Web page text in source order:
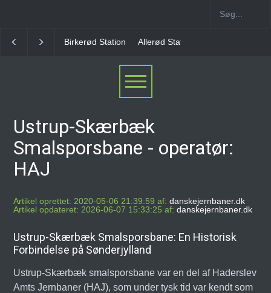
Allerød Station Favrholm Station
Ustrup-Skærbæk
Smalsporsbane - operatør:
HAJ
Artikel oprettet: 2020-05-06 21:39:59 af: danskejernbaner.dk
Artikel opdateret: 2026-06-07 15:33:25 af: danskejernbaner.dk
Ustrup-Skærbæk Smalsporsbane: En Historisk
Forbindelse på Sønderjylland
Ustrup-Skærbæk smalsporsbane var en del af Haderslev
Amts Jernbaner (HAJ), som under tysk tid var kendt som